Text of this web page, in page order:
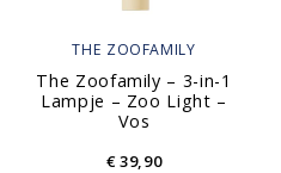
THE ZOOFAMILY
The Zoofamily – 3-in-1
Lampje – Zoo Light –
Vos
€39,90